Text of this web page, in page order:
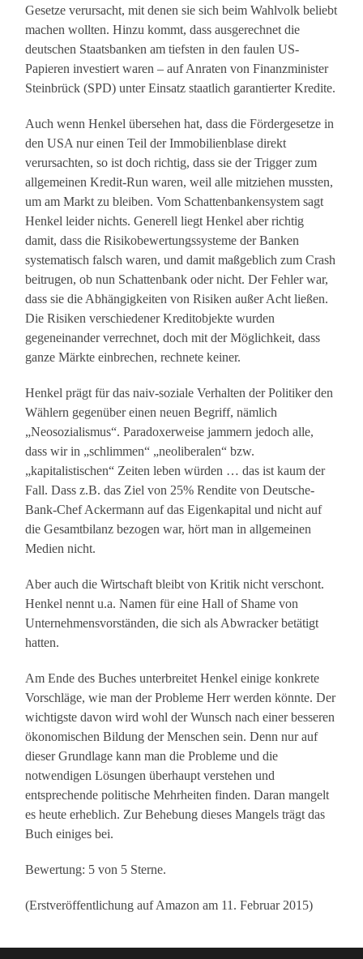
Gesetze verursacht, mit denen sie sich beim Wahlvolk beliebt
machen wollten. Hinzu kommt, dass ausgerechnet die
deutschen Staatsbanken am tiefsten in den faulen US-
Papieren investiert waren – auf Anraten von Finanzminister
Steinbrück (SPD) unter Einsatz staatlich garantierter Kredite.
Auch wenn Henkel übersehen hat, dass die Fördergesetze in
den USA nur einen Teil der Immobilienblase direkt
verursachten, so ist doch richtig, dass sie der Trigger zum
allgemeinen Kredit-Run waren, weil alle mitziehen mussten,
um am Markt zu bleiben. Vom Schattenbankensystem sagt
Henkel leider nichts. Generell liegt Henkel aber richtig
damit, dass die Risikobewertungssysteme der Banken
systematisch falsch waren, und damit maßgeblich zum Crash
beitrugen, ob nun Schattenbank oder nicht. Der Fehler war,
dass sie die Abhängigkeiten von Risiken außer Acht ließen.
Die Risiken verschiedener Kreditobjekte wurden
gegeneinander verrechnet, doch mit der Möglichkeit, dass
ganze Märkte einbrechen, rechnete keiner.
Henkel prägt für das naiv-soziale Verhalten der Politiker den
Wählern gegenüber einen neuen Begriff, nämlich
„Neosozialismus“. Paradoxerweise jammern jedoch alle,
dass wir in „schlimmen“ „neoliberalen“ bzw.
„kapitalistischen“ Zeiten leben würden … das ist kaum der
Fall. Dass z.B. das Ziel von 25% Rendite von Deutsche-
Bank-Chef Ackermann auf das Eigenkapital und nicht auf
die Gesamtbilanz bezogen war, hört man in allgemeinen
Medien nicht.
Aber auch die Wirtschaft bleibt von Kritik nicht verschont.
Henkel nennt u.a. Namen für eine Hall of Shame von
Unternehmensvorständen, die sich als Abwracker betätigt
hatten.
Am Ende des Buches unterbreitet Henkel einige konkrete
Vorschläge, wie man der Probleme Herr werden könnte. Der
wichtigste davon wird wohl der Wunsch nach einer besseren
ökonomischen Bildung der Menschen sein. Denn nur auf
dieser Grundlage kann man die Probleme und die
notwendigen Lösungen überhaupt verstehen und
entsprechende politische Mehrheiten finden. Daran mangelt
es heute erheblich. Zur Behebung dieses Mangels trägt das
Buch einiges bei.
Bewertung: 5 von 5 Sterne.
(Erstveröffentlichung auf Amazon am 11. Februar 2015)